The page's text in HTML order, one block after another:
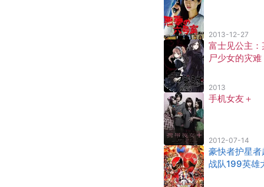
2013-12-27
富士见公主：
尸少女的灾难
2013
手机女友＋
2012-07-14
豪快者护星者
战队199英雄